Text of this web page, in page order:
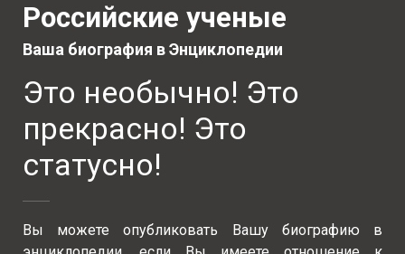
Российские ученые
Ваша биография в Энциклопедии
Это необычно! Это
прекрасно! Это
статусно!
Вы можете опубликовать Вашу биографию в